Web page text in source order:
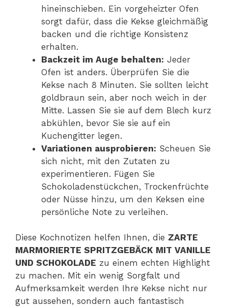
hineinschieben. Ein vorgeheizter Ofen
sorgt dafür, dass die Kekse gleichmäßig
backen und die richtige Konsistenz
erhalten.
Backzeit im Auge behalten: Jeder
Ofen ist anders. Überprüfen Sie die
Kekse nach 8 Minuten. Sie sollten leicht
goldbraun sein, aber noch weich in der
Mitte. Lassen Sie sie auf dem Blech kurz
abkühlen, bevor Sie sie auf ein
Kuchengitter legen.
Variationen ausprobieren: Scheuen Sie
sich nicht, mit den Zutaten zu
experimentieren. Fügen Sie
Schokoladenstückchen, Trockenfrüchte
oder Nüsse hinzu, um den Keksen eine
persönliche Note zu verleihen.
Diese Kochnotizen helfen Ihnen, die ZARTE
MARMORIERTE SPRITZGEBÄCK MIT VANILLE
UND SCHOKOLADE zu einem echten Highlight
zu machen. Mit ein wenig Sorgfalt und
Aufmerksamkeit werden Ihre Kekse nicht nur
gut aussehen, sondern auch fantastisch